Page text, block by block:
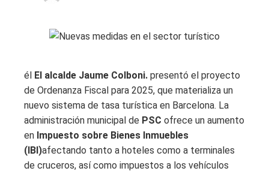
él El alcalde Jaume Colboni. presentó el proyecto
de Ordenanza Fiscal para 2025, que materializa un
nuevo sistema de tasa turística en Barcelona. La
administración municipal de PSC ofrece un aumento
en Impuesto sobre Bienes Inmuebles
(IBI)afectando tanto a hoteles como a terminales
de cruceros, así como impuestos a los vehículos